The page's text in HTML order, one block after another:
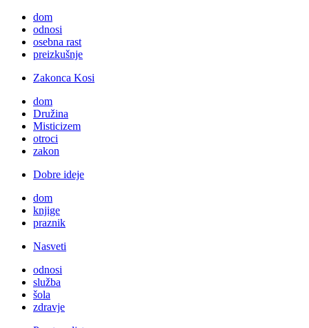
dom
odnosi
osebna rast
preizkušnje
Zakonca Kosi
dom
Družina
Misticizem
otroci
zakon
Dobre ideje
dom
knjige
praznik
Nasveti
odnosi
služba
šola
zdravje